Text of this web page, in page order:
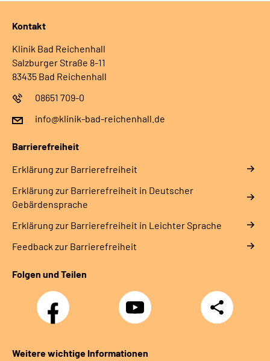
Kontakt
Klinik Bad Reichenhall
Salzburger Straße 8-11
83435 Bad Reichenhall
08651 709-0
info@klinik-bad-reichenhall.de
Barrierefreiheit
Erklärung zur Barrierefreiheit
Erklärung zur Barrierefreiheit in Deutscher
Gebärdensprache
Erklärung zur Barrierefreiheit in Leichter Sprache
Feedback zur Barrierefreiheit
Folgen und Teilen
Facebook YouTube
Teilen
Weitere wichtige Informationen